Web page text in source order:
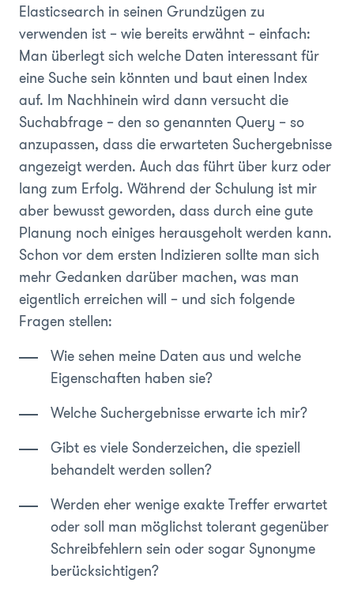
Elasticsearch in seinen Grundzügen zu
verwenden ist – wie bereits erwähnt – einfach:
Man überlegt sich welche Daten interessant für
eine Suche sein könnten und baut einen Index
auf. Im Nachhinein wird dann versucht die
Suchabfrage – den so genannten Query – so
anzupassen, dass die erwarteten Suchergebnisse
angezeigt werden. Auch das führt über kurz oder
lang zum Erfolg. Während der Schulung ist mir
aber bewusst geworden, dass durch eine gute
Planung noch einiges herausgeholt werden kann.
Schon vor dem ersten Indizieren sollte man sich
mehr Gedanken darüber machen, was man
eigentlich erreichen will – und sich folgende
Fragen stellen:
Wie sehen meine Daten aus und welche
Eigenschaften haben sie?
Welche Suchergebnisse erwarte ich mir?
Gibt es viele Sonderzeichen, die speziell
behandelt werden sollen?
Werden eher wenige exakte Treffer erwartet
oder soll man möglichst tolerant gegenüber
Schreibfehlern sein oder sogar Synonyme
berücksichtigen?